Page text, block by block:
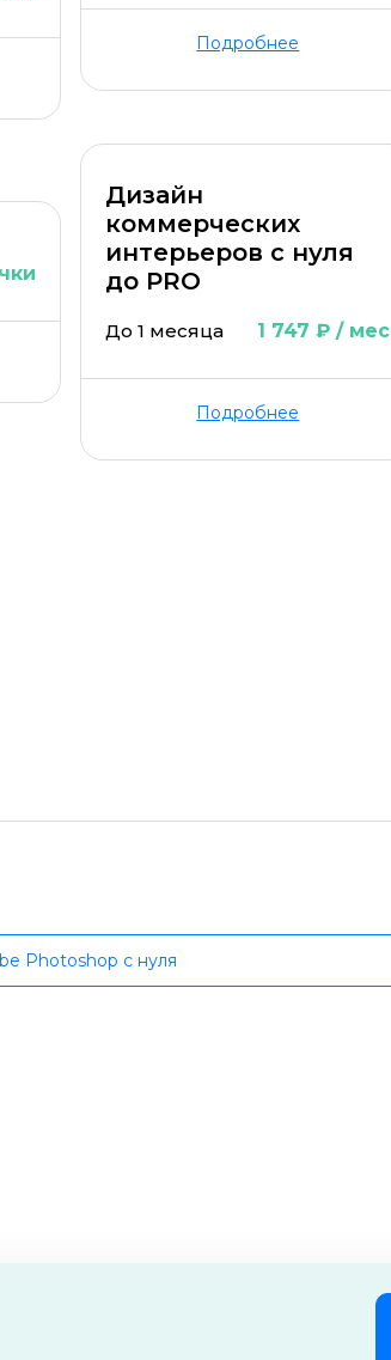
Подробнее
Дизайн
коммерческих
интерьеров с нуля
до PRO
До 1 месяца 1 747 ₽ / мес
Подробнее
Photoshop с нуля